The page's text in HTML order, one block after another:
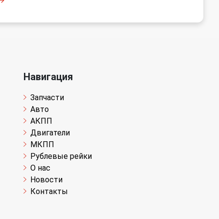
Навигация
Запчасти
Авто
АКПП
Двигатели
МКПП
Рублевые рейки
О нас
Новости
Контакты